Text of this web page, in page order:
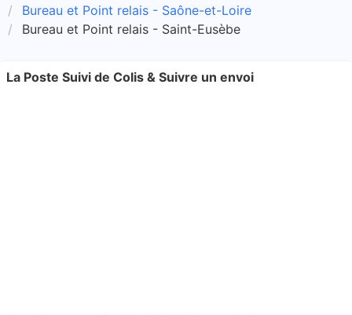
Bureau et Point relais - Saône-et-Loire
Bureau et Point relais - Saint-Eusèbe
La Poste Suivi de Colis & Suivre un envoi